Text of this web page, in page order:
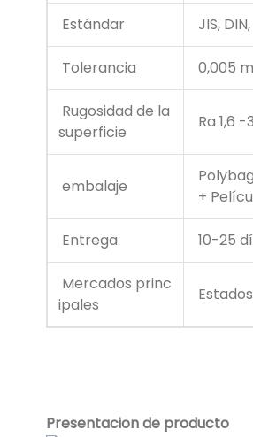
Estándar JIS,
Tolerancia 0,005
Rugosidad de la
superficie
Ra 1,6 -
embalaje
+
Entrega 10-25
Mercados princ
ipales
Presentacion de producto